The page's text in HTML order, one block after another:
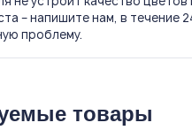
– напишите нам, в течение
проблему.
товары